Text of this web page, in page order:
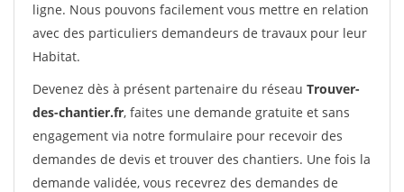
ligne. Nous pouvons facilement vous mettre en relation
avec des particuliers demandeurs de travaux pour leur
Habitat.
Devenez dès à présent partenaire du réseau Trouver-
des-chantier.fr, faites une demande gratuite et sans
engagement via notre formulaire pour recevoir des
demandes de devis et trouver des chantiers. Une fois la
demande validée, vous recevrez des demandes de